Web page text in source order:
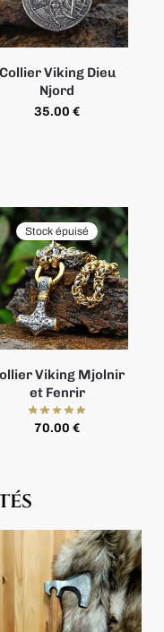
Collier Viking Dieu
Njord
35.00 €
Stock épuisé
Viking Mjolnir
et Fenrir
70.00 €